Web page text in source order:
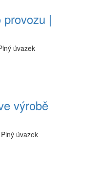
|
úvazek
výrobě
Plný úvazek